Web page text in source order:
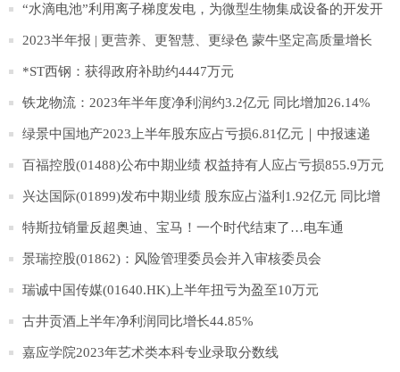
“水滴电池”利用离子梯度发电，为微型生物集成设备的开发开
辟道路
2023半年报 | 更营养、更智慧、更绿色 蒙牛坚定高质量增长
*ST西钢：获得政府补助约4447万元
铁龙物流：2023年半年度净利润约3.2亿元 同比增加26.14%
绿景中国地产2023上半年股东应占亏损6.81亿元｜中报速递
百福控股(01488)公布中期业绩 权益持有人应占亏损855.9万元
同比收窄91.52%
兴达国际(01899)发布中期业绩 股东应占溢利1.92亿元 同比增
加16.55%
特斯拉销量反超奥迪、宝马！一个时代结束了…电车通
景瑞控股(01862)：风险管理委员会并入审核委员会
瑞诚中国传媒(01640.HK)上半年扭亏为盈至10万元
古井贡酒上半年净利润同比增长44.85%
嘉应学院2023年艺术类本科专业录取分数线